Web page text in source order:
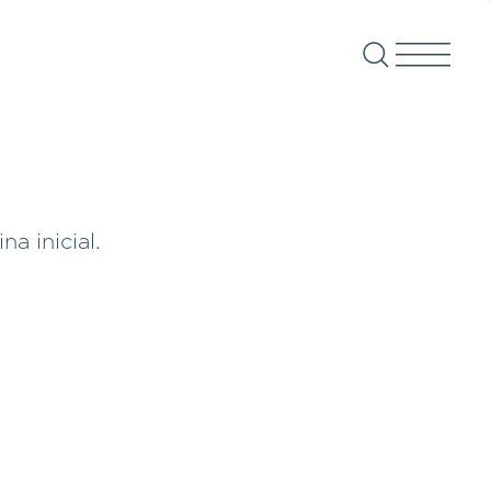
inicial.